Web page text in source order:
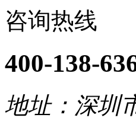
咨询热线
400-138-
地址：深圳